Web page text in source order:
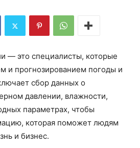
— это специалисты, которые
и прогнозированием погоды и
сбор данных о
давлении, влажности,
параметрах, чтобы
которая поможет людям
и бизнес.